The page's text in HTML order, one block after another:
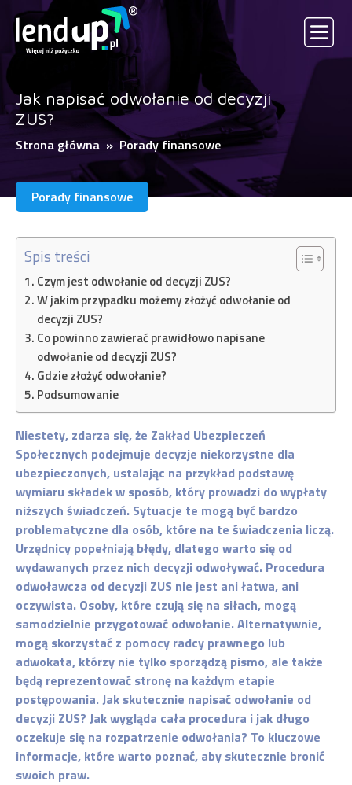
Jak napisać odwołanie od decyzji
ZUS?
Strona główna » Porady finansowe
Porady finansowe
Spis treści
Czym jest odwołanie od decyzji ZUS?
W jakim przypadku możemy złożyć odwołanie od
decyzji ZUS?
Co powinno zawierać prawidłowo napisane
odwołanie od decyzji ZUS?
Gdzie złożyć odwołanie?
Podsumowanie
Niestety, zdarza się, że Zakład Ubezpieczeń
Społecznych podejmuje decyzje niekorzystne dla
ubezpieczonych, ustalając na przykład podstawę
wymiaru składek w sposób, który prowadzi do wypłaty
niższych świadczeń. Sytuacje te mogą być bardzo
problematyczne dla osób, które na te świadczenia liczą.
Urzędnicy popełniają błędy, dlatego warto się od
wydawanych przez nich decyzji odwoływać. Procedura
odwoławcza od decyzji ZUS nie jest ani łatwa, ani
oczywista. Osoby, które czują się na siłach, mogą
samodzielnie przygotować odwołanie. Alternatywnie,
mogą skorzystać z pomocy radcy prawnego lub
adwokata, którzy nie tylko sporządzą pismo, ale także
będą reprezentować stronę na każdym etapie
postępowania. Jak skutecznie napisać odwołanie od
decyzji ZUS? Jak wygląda cała procedura i jak długo
oczekuje się na rozpatrzenie odwołania? To kluczowe
informacje, które warto poznać, aby skutecznie bronić
swoich praw.